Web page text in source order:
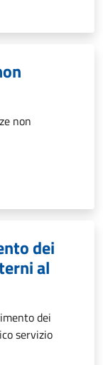
non
dei
al
dei
servizio